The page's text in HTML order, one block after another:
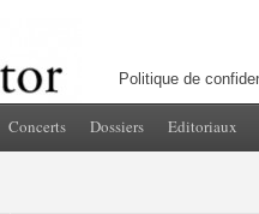
Politique de
Concerts Dossiers Editoriaux